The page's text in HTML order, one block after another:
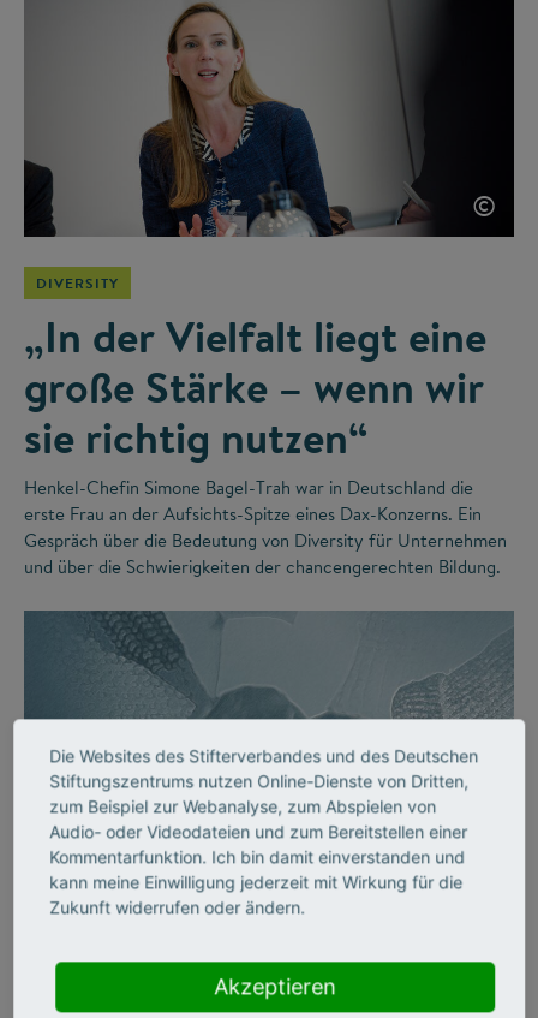
©
DIVERSITY
„In der Vielfalt liegt eine
große Stärke – wenn wir
sie richtig nutzen“
Henkel-Chefin Simone Bagel-Trah war in Deutschland die
erste Frau an der Aufsichts-Spitze eines Dax-Konzerns. Ein
Gespräch über die Bedeutung von Diversity für Unternehmen
und über die Schwierigkeiten der chancengerechten Bildung.
Vielfalt an Hochschulen
Die Websites des Stifterverbandes und des Deutschen
Stiftungszentrums nutzen Online-Dienste von Dritten,
zum Beispiel zur Webanalyse, zum Abspielen von
Audio- oder Videodateien und zum Bereitstellen einer
Kommentarfunktion. Ich bin damit einverstanden und
kann meine Einwilligung jederzeit mit Wirkung für die
Zukunft widerrufen oder ändern.
Akzeptieren